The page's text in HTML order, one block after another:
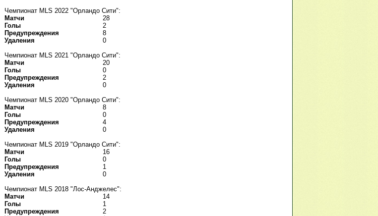
Чемпионат MLS 2022 "Орландо Сити":
Матчи
28
Голы
2
Предупреждения
8
Удаления
0
Чемпионат MLS 2021 "Орландо Сити":
Матчи
20
Голы
0
Предупреждения
2
Удаления
0
Чемпионат MLS 2020 "Орландо Сити":
Матчи
8
Голы
0
Предупреждения
4
Удаления
0
Чемпионат MLS 2019 "Орландо Сити":
Матчи
16
Голы
0
Предупреждения
1
Удаления
0
Чемпионат MLS 2018 "Лос-Анджелес":
Матчи
14
Голы
1
Предупреждения
2